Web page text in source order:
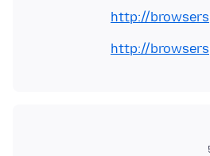
http://
http://